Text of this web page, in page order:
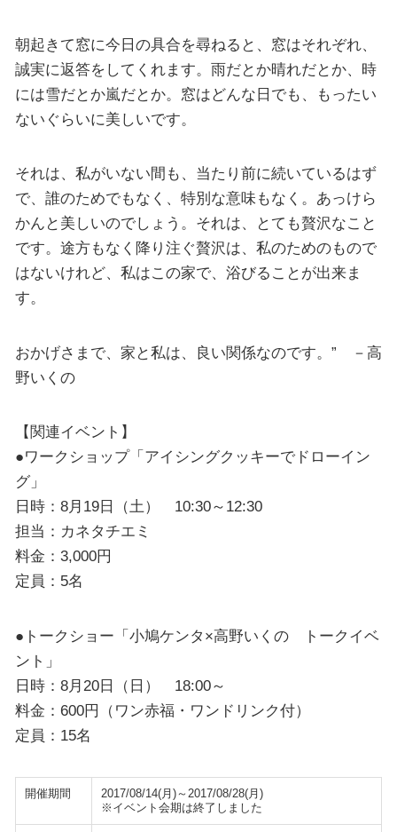
朝起きて窓に今日の具合を尋ねると、窓はそれぞれ、
誠実に返答をしてくれます。雨だとか晴れだとか、時
には雪だとか嵐だとか。窓はどんな日でも、もったい
ないぐらいに美しいです。
それは、私がいない間も、当たり前に続いているはず
で、誰のためでもなく、特別な意味もなく。あっけら
かんと美しいのでしょう。それは、とても贅沢なこと
です。途方もなく降り注ぐ贅沢は、私のためのもので
はないけれど、私はこの家で、浴びることが出来ま
す。
おかげさまで、家と私は、良い関係なのです。” －高
野いくの
【関連イベント】
●ワークショップ「アイシングクッキーでドローイン
グ」
日時：8月19日（土） 10:30～12:30
担当：カネタチエミ
料金：3,000円
定員：5名
●トークショー「小鳩ケンタ×高野いくの トークイベ
ント」
日時：8月20日（日） 18:00～
料金：600円（ワン赤福・ワンドリンク付）
定員：15名
開催期間
2017/08/14(月)～2017/08/28(月)
※イベント会期は終了しました